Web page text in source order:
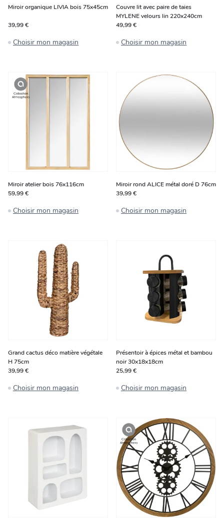
Miroir organique LIVIA bois 75x45cm
39,99 €
Choisir mon magasin
Couvre lit avec paire de taies
MYLENE velours lin 220x240cm
49,99 €
Choisir mon magasin
Miroir atelier bois 76x116cm
59,99 €
Choisir mon magasin
Miroir rond ALICE métal doré D 76cm
39,99 €
Choisir mon magasin
Grand cactus déco matière végétale
H 75cm
39,99 €
Choisir mon magasin
Présentoir à épices métal et bambou
noir 30x18x18cm
25,99 €
Choisir mon magasin